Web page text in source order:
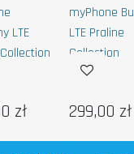
LTE
zł
myPhone
LTE Praline
Collection
299,00 zł